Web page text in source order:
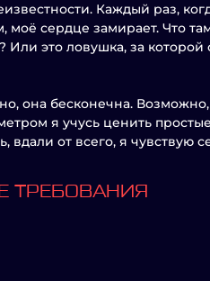
Каждый раз,
сердце замирает. Что
это ловушка, за
она бесконечна.
я учусь ценить
вдали от всего, я
ТРЕБОВАНИЯ